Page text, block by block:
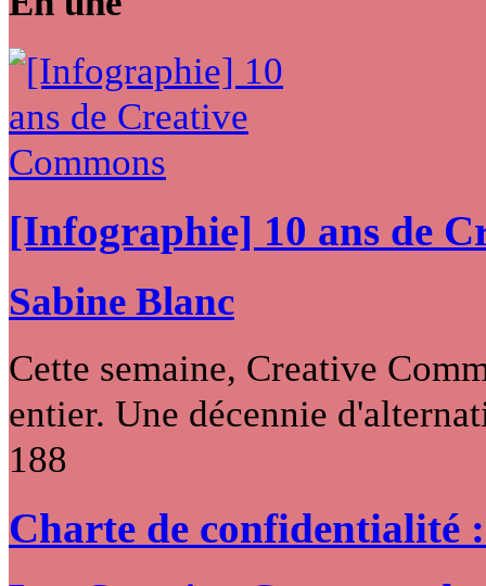
[Infographie] 10 ans de
Sabine Blanc
Cette semaine, Creative
entier. Une décennie
188
Charte de confidentialité